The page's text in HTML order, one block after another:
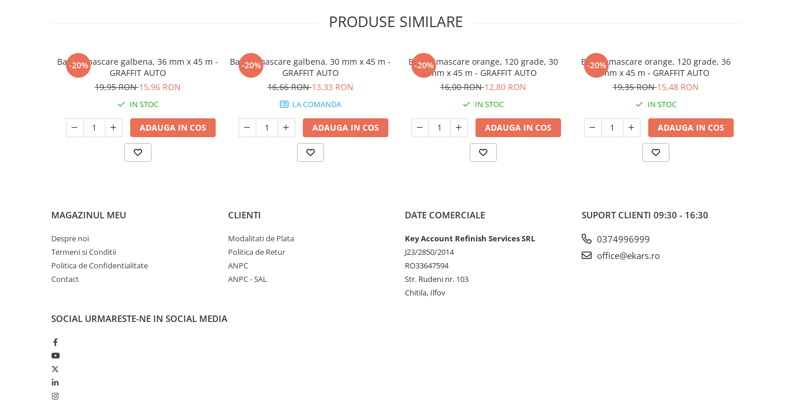
PRODUSE SIMILARE
-20%
Banda mascare galbena, 36 mm x 45 m -
GRAFFIT AUTO
19,95 RON15,96 RON
IN STOC
ADAUGA IN COS
-20%
Banda mascare galbena, 30 mm x 45 m -
GRAFFIT AUTO
16,66 RON13,33 RON
LA COMANDA
ADAUGA IN COS
-20%
Banda mascare orange, 120 grade, 30
mm x 45 m - GRAFFIT AUTO
16,00 RON12,80 RON
IN STOC
ADAUGA IN COS
-20%
Banda mascare orange, 120 grade, 36
mm x 45 m - GRAFFIT AUTO
19,35 RON15,48 RON
IN STOC
ADAUGA IN COS
MAGAZINUL MEU
Despre noi
Termeni si Conditii
Politica de Confidentialitate
Contact
CLIENTI
Modalitati de Plata
Politica de Retur
ANPC
ANPC - SAL
DATE COMERCIALE
Key Account Refinish Services SRL
J23/2850/2014
RO33647594
Str. Rudeni nr. 103
Chitila, Ilfov
SUPORT CLIENTI 09:30 - 16:30
0374996999
office@ekars.ro
SOCIAL URMARESTE-NE IN SOCIAL MEDIA